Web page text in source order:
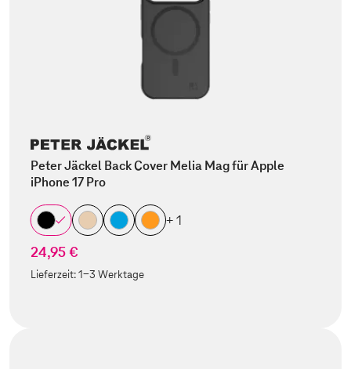
Peter Jäckel Back Cover Melia Mag für Apple
iPhone 17 Pro
+ 1
24,95 €
Lieferzeit:1-3 Werktage